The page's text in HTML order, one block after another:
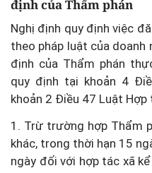
định của Thẩm phán
Nghị định quy định việc
theo pháp luật của doanh
định của Thẩm phán
quy định tại khoản 4
khoản 2 Điều 47 Luật Hợp
1. Trừ trường hợp Thẩm
khác, trong thời hạn 15
ngày đối với hợp tác xã